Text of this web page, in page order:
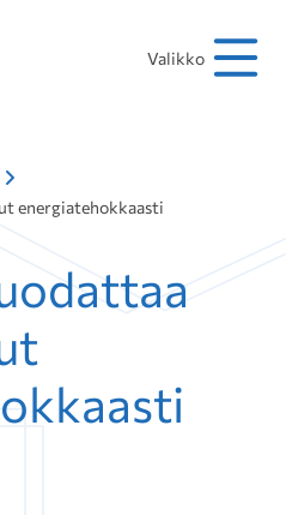
Valikko
energiatehokkaasti